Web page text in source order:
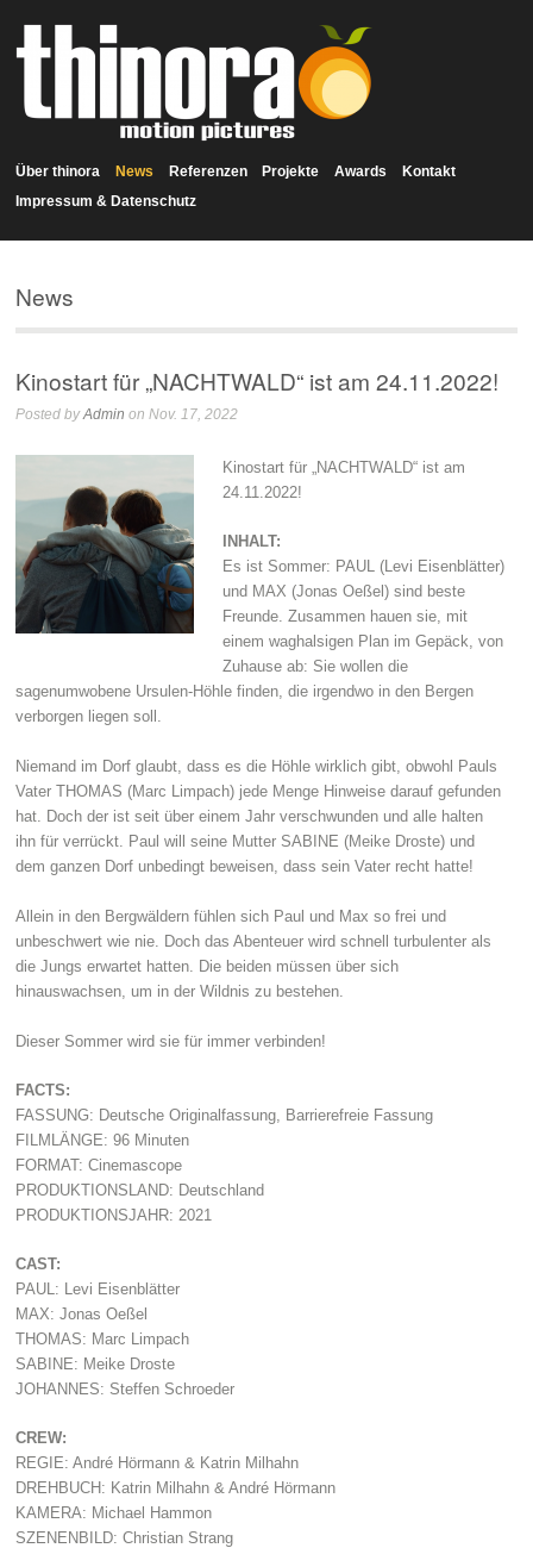
Über thinora News Referenzen Projekte Awards
Kontakt
Impressum & Datenschutz
News
Kinostart für „NACHTWALD“ ist am 24.11.2022!
Posted byAdmin on Nov. 17, 2022
Kinostart für „NACHTWALD“ ist am
24.11.2022!
INHALT:
Es ist Sommer: PAUL (Levi Eisenblätter)
und MAX (Jonas Oeßel) sind beste
Freunde. Zusammen hauen sie, mit
einem waghalsigen Plan im Gepäck, von
Zuhause ab: Sie wollen die
sagenumwobene Ursulen-Höhle finden, die irgendwo in den Bergen
verborgen liegen soll.
Niemand im Dorf glaubt, dass es die Höhle wirklich gibt, obwohl Pauls
Vater THOMAS (Marc Limpach) jede Menge Hinweise darauf gefunden
hat. Doch der ist seit über einem Jahr verschwunden und alle halten
ihn für verrückt. Paul will seine Mutter SABINE (Meike Droste) und
dem ganzen Dorf unbedingt beweisen, dass sein Vater recht hatte!
Allein in den Bergwäldern fühlen sich Paul und Max so frei und
unbeschwert wie nie. Doch das Abenteuer wird schnell turbulenter als
die Jungs erwartet hatten. Die beiden müssen über sich
hinauswachsen, um in der Wildnis zu bestehen.
Dieser Sommer wird sie für immer verbinden!
FACTS:
FASSUNG: Deutsche Originalfassung, Barrierefreie Fassung
FILMLÄNGE: 96 Minuten
FORMAT: Cinemascope
PRODUKTIONSLAND: Deutschland
PRODUKTIONSJAHR: 2021
CAST:
PAUL: Levi Eisenblätter
MAX: Jonas Oeßel
THOMAS: Marc Limpach
SABINE: Meike Droste
JOHANNES: Steffen Schroeder
CREW:
REGIE: André Hörmann & Katrin Milhahn
DREHBUCH: Katrin Milhahn & André Hörmann
KAMERA: Michael Hammon
SZENENBILD: Christian Strang